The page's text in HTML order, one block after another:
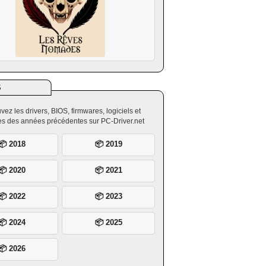
les drivers, BIOS, firmwares, logiciels et
des années précédentes sur PC-Driver.net
2018 📦 2019
2020 📦 2021
2022 📦 2023
2024 📦 2025
2026